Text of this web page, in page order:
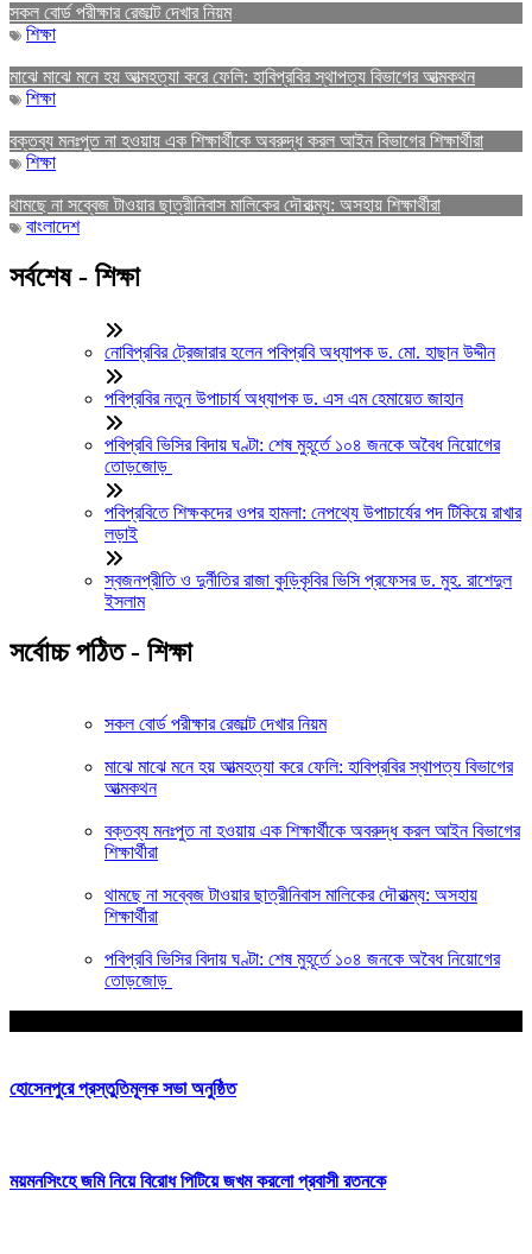
সকল বোর্ড পরীক্ষার রেজাল্ট দেখার নিয়ম
শিক্ষা
মাঝে মাঝে মনে হয় আত্মহত্যা করে ফেলি: হাবিপ্রবির স্থাপত্য বিভাগের আত্মকথন
শিক্ষা
বক্তব্য মনঃপুত না হওয়ায় এক শিক্ষার্থীকে অবরুদ্ধ করল আইন বিভাগের শিক্ষার্থীরা
শিক্ষা
থামছে না সব্বেজ টাওয়ার ছাত্রীনিবাস মালিকের দৌরাত্ম্য: অসহায় শিক্ষার্থীরা
বাংলাদেশ
সর্বশেষ - শিক্ষা
নোবিপ্রবির ট্রেজারার হলেন পবিপ্রবি অধ্যাপক ড. মো. হাছান উদ্দীন
পবিপ্রবির নতুন উপাচার্য অধ্যাপক ড. এস এম হেমায়েত জাহান
পবিপ্রবি ভিসির বিদায় ঘণ্টা: শেষ মুহূর্তে ১০৪ জনকে অবৈধ নিয়োগের
তোড়জোড়
পবিপ্রবিতে শিক্ষকদের ওপর হামলা: নেপথ্যে উপাচার্যের পদ টিকিয়ে রাখার
লড়াই
স্বজনপ্রীতি ও দুর্নীতির রাজা কুড়িকৃবির ভিসি প্রফেসর ড. মুহ. রাশেদুল
ইসলাম
সর্বোচ্চ পঠিত - শিক্ষা
সকল বোর্ড পরীক্ষার রেজাল্ট দেখার নিয়ম
মাঝে মাঝে মনে হয় আত্মহত্যা করে ফেলি: হাবিপ্রবির স্থাপত্য বিভাগের
আত্মকথন
বক্তব্য মনঃপুত না হওয়ায় এক শিক্ষার্থীকে অবরুদ্ধ করল আইন বিভাগের
শিক্ষার্থীরা
থামছে না সব্বেজ টাওয়ার ছাত্রীনিবাস মালিকের দৌরাত্ম্য: অসহায়
শিক্ষার্থীরা
পবিপ্রবি ভিসির বিদায় ঘণ্টা: শেষ মুহূর্তে ১০৪ জনকে অবৈধ নিয়োগের
তোড়জোড়
হোসেনপুরে প্রস্তুতিমূলক সভা অনুষ্ঠিত
ময়মনসিংহে জমি নিয়ে বিরোধ পিটিয়ে জখম করলো প্রবাসী রতনকে